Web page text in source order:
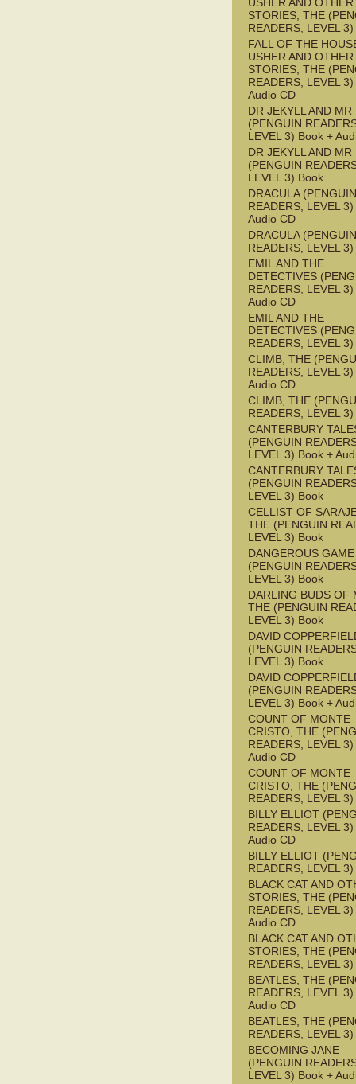
STORIES, THE
READERS, LEVEL
FALL OF THE
USHER AND OTHER
STORIES, THE
READERS, LEVEL
Audio CD
DR JEKYLL AND MR
(PENGUIN
LEVEL 3) Book +
DR JEKYLL AND MR
(PENGUIN
LEVEL 3) Book
DRACULA (PENGUIN
READERS, LEVEL
Audio CD
DRACULA (PENGUIN
READERS, LEVEL
EMIL AND THE
DETECTIVES
READERS, LEVEL
Audio CD
EMIL AND THE
DETECTIVES
READERS, LEVEL
CLIMB, THE
READERS, LEVEL
Audio CD
CLIMB, THE
READERS, LEVEL
CANTERBURY
(PENGUIN
LEVEL 3) Book +
CANTERBURY
(PENGUIN
LEVEL 3) Book
CELLIST OF
THE (PENGUIN
LEVEL 3) Book
DANGEROUS GAME
(PENGUIN
LEVEL 3) Book
DARLING BUDS OF
THE (PENGUIN
LEVEL 3) Book
DAVID
(PENGUIN
LEVEL 3) Book
DAVID
(PENGUIN
LEVEL 3) Book +
COUNT OF MONTE
CRISTO, THE
READERS, LEVEL
Audio CD
COUNT OF MONTE
CRISTO, THE
READERS, LEVEL
BILLY ELLIOT
READERS, LEVEL
Audio CD
BILLY ELLIOT
READERS, LEVEL
BLACK CAT AND
STORIES, THE
READERS, LEVEL
Audio CD
BLACK CAT AND
STORIES, THE
READERS, LEVEL
BEATLES, THE
READERS, LEVEL
Audio CD
BEATLES, THE
READERS, LEVEL
BECOMING JANE
(PENGUIN
LEVEL 3) Book +